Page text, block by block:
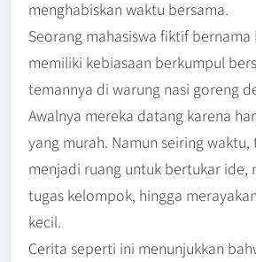
menghabiskan waktu bersama.
Seorang mahasiswa fiktif bernama
memiliki kebiasaan berkumpul
temannya di warung nasi goreng
Awalnya mereka datang karena
yang murah. Namun seiring
menjadi ruang untuk bertukar ide,
tugas kelompok, hingga
kecil.
Cerita seperti ini menunjukkan